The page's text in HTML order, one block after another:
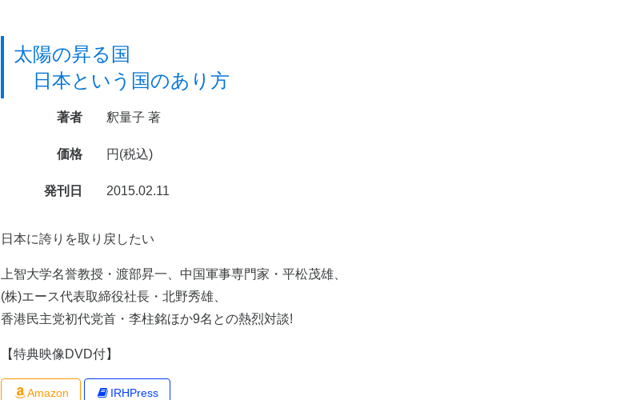
太陽の昇る国
日本という国のあり方
著者 釈量子 著
価格 円(税込)
発刊日 2015.02.11
日本に誇りを取り戻したい
上智大学名誉教授・渡部昇一、中国軍事専門家・平松茂雄、
(株)エース代表取締役社長・北野秀雄、
香港民主党初代党首・李柱銘ほか9名との熱烈対談!
【特典映像DVD付】
Amazon IRHPress